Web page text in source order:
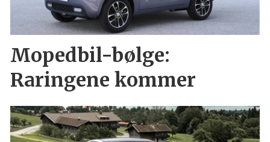
Mopedbil-bølge:
Raringene kommer